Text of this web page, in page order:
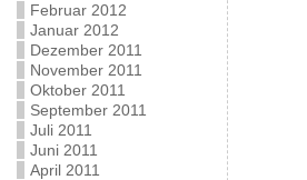
Februar 2012
Januar 2012
Dezember 2011
November 2011
Oktober 2011
September 2011
Juli 2011
Juni 2011
April 2011